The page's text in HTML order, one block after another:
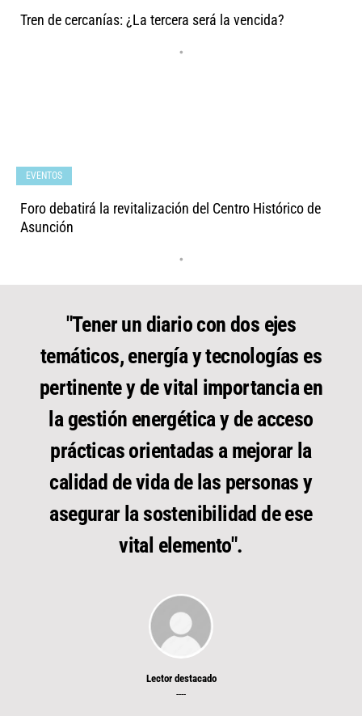
Tren de cercanías: ¿La tercera será la vencida?
•
Foro debatirá la revitalización del Centro Histórico de
Asunción
•
EVENTOS
"Tener un diario con dos ejes
temáticos, energía y tecnologías es
pertinente y de vital importancia en
la gestión energética y de acceso
prácticas orientadas a mejorar la
calidad de vida de las personas y
asegurar la sostenibilidad de ese
vital elemento".
Lector destacado
----